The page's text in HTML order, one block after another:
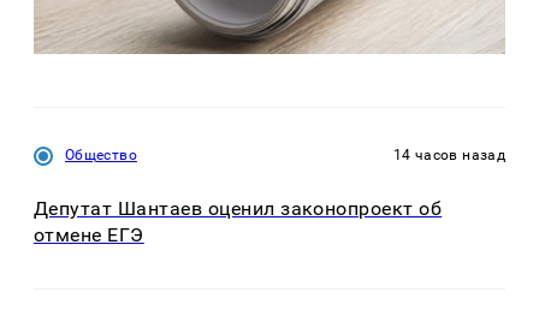
Общество 14 часов назад
Депутат Шантаев оценил законопроект об
отмене ЕГЭ